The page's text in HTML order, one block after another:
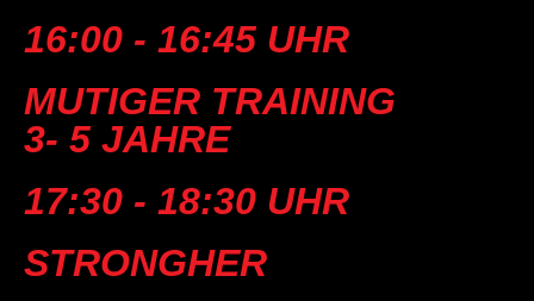
16:00 - 16:45 UHR
MUTIGER TRAINING
3- 5 JAHRE
17:30 - 18:30 UHR
STRONGHER